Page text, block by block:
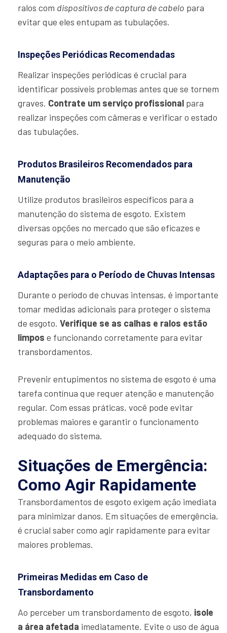
ralos com dispositivos de captura de cabelo para
evitar que eles entupam as tubulações.
Inspeções Periódicas Recomendadas
Realizar inspeções periódicas é crucial para
identificar possíveis problemas antes que se tornem
graves. Contrate um serviço profissional para
realizar inspeções com câmeras e verificar o estado
das tubulações.
Produtos Brasileiros Recomendados para
Manutenção
Utilize produtos brasileiros específicos para a
manutenção do sistema de esgoto. Existem
diversas opções no mercado que são eficazes e
seguras para o meio ambiente.
Adaptações para o Período de Chuvas Intensas
Durante o período de chuvas intensas, é importante
tomar medidas adicionais para proteger o sistema
de esgoto. Verifique se as calhas e ralos estão
limpos e funcionando corretamente para evitar
transbordamentos.
Prevenir entupimentos no sistema de esgoto é uma
tarefa contínua que requer atenção e manutenção
regular. Com essas práticas, você pode evitar
problemas maiores e garantir o funcionamento
adequado do sistema.
Situações de Emergência:
Como Agir Rapidamente
Transbordamentos de esgoto exigem ação imediata
para minimizar danos. Em situações de emergência,
é crucial saber como agir rapidamente para evitar
maiores problemas.
Primeiras Medidas em Caso de
Transbordamento
Ao perceber um transbordamento de esgoto, isole
a área afetada imediatamente. Evite o uso de água